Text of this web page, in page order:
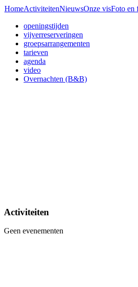
HomeActiviteitenNieuwsOnze visFoto en
openingstijden
vijverreserveringen
groepsarrangementen
tarieven
agenda
video
Overnachten (B&B)
Activiteiten
Geen evenementen